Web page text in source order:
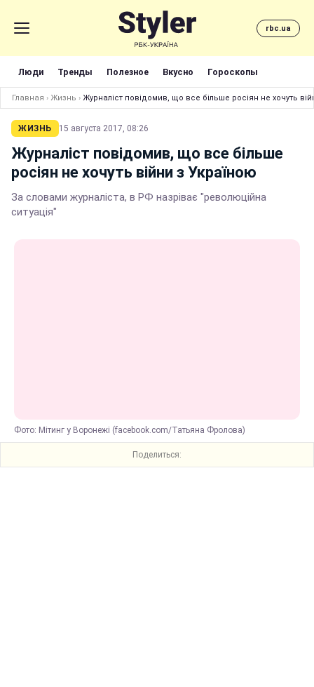
rbc.ua
Люди Тренды Полезное Вкусно Гороскопы
Главная › Жизнь › Журналіст повідомив, що все більше росіян не хочуть
ЖИЗНЬ 15 августа 2017, 08:26
Журналіст повідомив, що все більше
росіян не хочуть війни з Україною
За словами журналіста, в РФ назріває "революційна
ситуація"
Фото: Мітинг у Воронежі (facebook.com/Татьяна Фролова)
Поделиться: